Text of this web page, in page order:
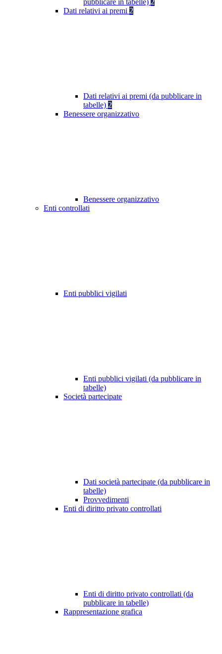
pubblicare in tabelle) 2
Dati relativi ai premi 2
Dati relativi ai premi (da pubblicare in
tabelle) 2
Benessere organizzativo
Benessere organizzativo
Enti controllati
Enti pubblici vigilati
Enti pubblici vigilati (da pubblicare in
tabelle)
Società partecipate
Dati società partecipate (da pubblicare in
tabelle)
Provvedimenti
Enti di diritto privato controllati
Enti di diritto privato controllati (da
pubblicare in tabelle)
Rappresentazione grafica